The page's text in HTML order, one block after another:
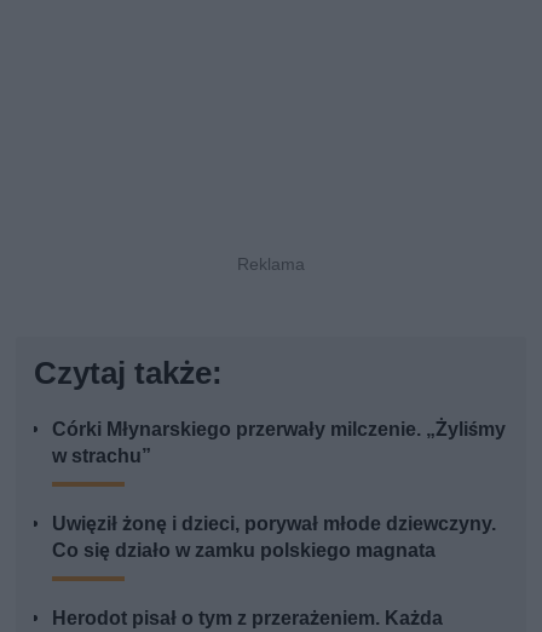
Czytaj także:
Córki Młynarskiego przerwały milczenie. „Żyliśmy
w strachu”
Uwięził żonę i dzieci, porywał młode dziewczyny.
Co się działo w zamku polskiego magnata
Herodot pisał o tym z przerażeniem. Każda